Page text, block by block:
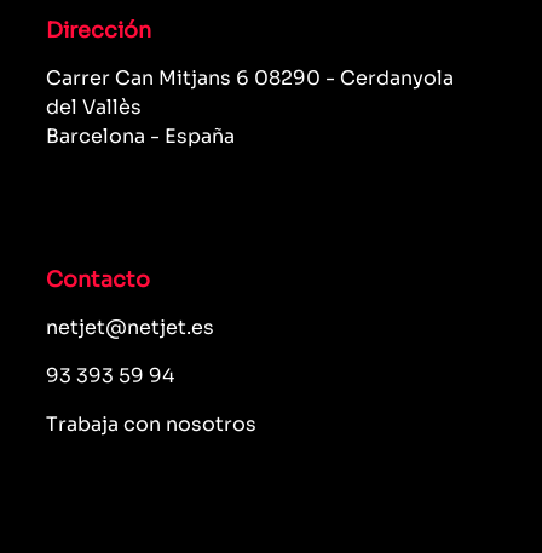
Dirección
Carrer Can Mitjans 6 08290 - Cerdanyola
del Vallès
Barcelona - España
Contacto
netjet@netjet.es
93 393 59 94
Trabaja con nosotros